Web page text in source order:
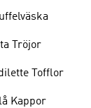
Tröjor
Tofflor
Kappor